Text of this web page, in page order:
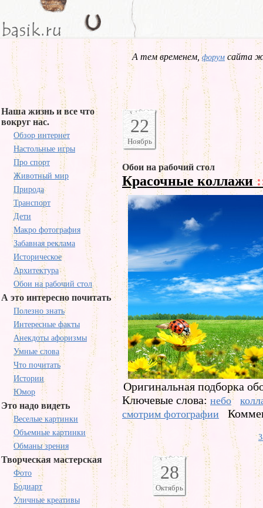
А тем временем,форум сайта
Наша жизнь и все что
вокруг нас.
Обзор интернет
Настольные игры
Про спорт
Животный мир
Природа
Транспорт
Дети
Макро фотография
Забавная реклама
Историческое
Архитектура
Обои на рабочий стол
А это интересно почитать
Полезно знать
Интересные факты
Анекдоты афоризмы
Умные слова
Что почитать
Истории
Юмор
Это надо видеть
Веселые картинки
Объемные картинки
Обманы зрения
Творческая мастерская
Фото
Бодиарт
Уличные креативы
22
Ноябрь
Обои на рабочий стол
Красочные коллажи
Оригинальная подборка
Ключевые слова: небо
смотрим фотографии
28
Октябрь